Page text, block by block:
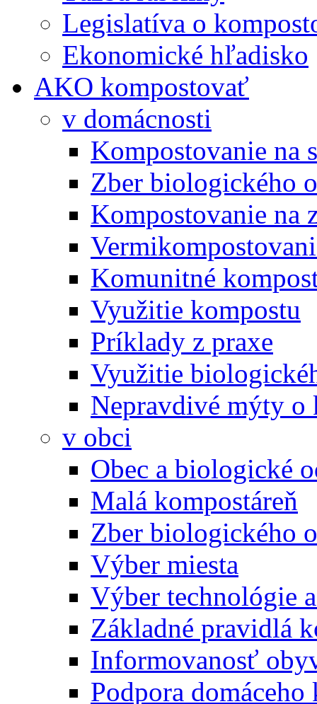
Legislatíva o
Ekonomické hľadisko
AKO kompostovať
v domácnosti
Kompostovanie na
Zber biologického
Kompostovanie na
Komunitné
Využitie kompostu
Príklady z praxe
Využitie
Nepravdivé mýty o
v obci
Obec a biologické
Malá kompostáreň
Zber biologického
Výber miesta
Výber technológie
Základné pravidlá
Informovanosť
Podpora